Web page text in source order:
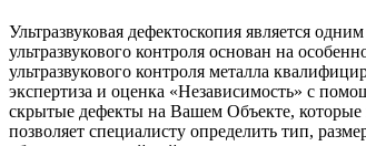
Ультразвуковая дефектоскопия является
ультразвукового контроля основан на
ультразвукового контроля металла
экспертиза и оценка «Независимость» с
скрытые дефекты на Вашем Объекте,
позволяет специалисту определить тип,